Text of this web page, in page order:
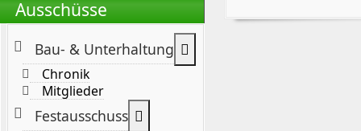
Ausschüsse
Bau- & Unterhaltung
Chronik
Mitglieder
Festausschuss